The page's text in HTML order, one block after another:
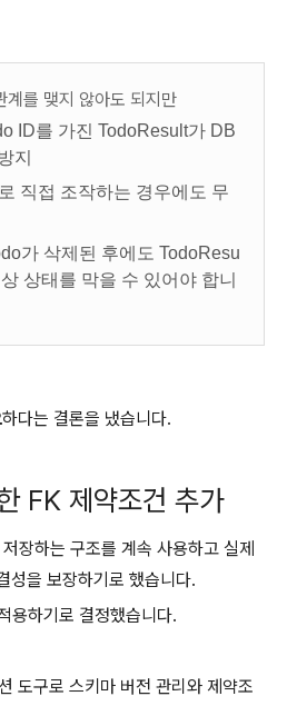
계를 맺지 않아도 되지만
ID를 가진 TodoResult가 DB
지
직접 조작하는 경우에도 무
가 삭제된 후에도 TodoResu
상태를 막을 수 있어야 합니
하다는 결론을 냈습니다.
FK 제약조건 추가
장하는 구조를 계속 사용하고 실제
성을 보장하기로 했습니다.
용하기로 결정했습니다.
도구로 스키마 버전 관리와 제약조